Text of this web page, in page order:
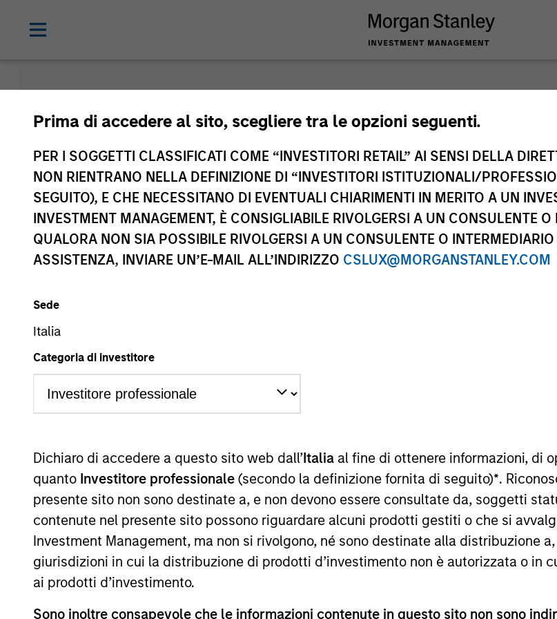
Prima di accedere al sito, scegliere tra le opzioni seguenti.
PER I SOGGETTI CLASSIFICATI COME “INVESTITORI RETAIL” AI SENSI DELLA
NON RIENTRANO NELLA DEFINIZIONE DI “INVESTITORI ISTITUZIONALI/
SEGUITO), E CHE NECESSITANO DI EVENTUALI CHIARIMENTI IN MERITO A UN
INVESTMENT MANAGEMENT, È CONSIGLIABILE RIVOLGERSI A UN CONSULENTE
QUALORA NON SIA POSSIBILE RIVOLGERSI A UN CONSULENTE O
ASSISTENZA, INVIARE UN’E-MAIL ALL’INDIRIZZO CSLUX@MORGANSTANLEY.COM
Sede
Italia
Categoria di investitore
Dichiaro di accedere a questo sito web dall’Italia al fine di ottenere informazioni, di
quanto Investitore professionale (secondo la definizione fornita di seguito)*.
presente sito non sono destinate a, e non devono essere consultate da, soggetti
contenute nel presente sito possono riguardare alcuni prodotti gestiti o che si
Investment Management, ma non si rivolgono, né sono destinate alla distribuzione
giurisdizioni in cui la distribuzione di prodotti d’investimento non è autorizzata o in
ai prodotti d’investimento.
Sono inoltre consapevole che le informazioni contenute in questo sito non sono
Morgan Stanley
Funds
A AR
La performance passata non è un indicatore affidabile dei risultati futuri. I rendimenti possono
performance sono calcolati in base al valore del patrimonio netto (NAV), al netto delle spese, e non
delle quote. Tutti i dati relativi alle performance e agli indici sono tratti da Morgan Stanley Investment
Fare clic sul nome del Comparto per informazioni sui Rendimenti nell’anno solare.
*Devise de référence du fonds